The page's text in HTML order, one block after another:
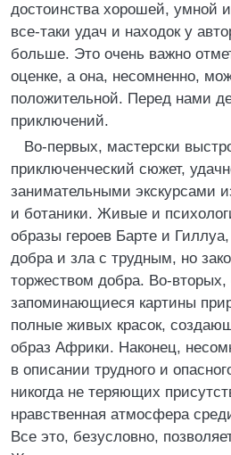
достоинства хорошей, умной
все-таки удач и находок у
больше. Это очень важно
оценке, а она, несомненно,
положительной. Перед нами
приключений.
Во-первых, мастерски
приключенческий сюжет,
занимательными экскурсами
и ботаники. Живые и
образы героев Барте и
добра и зла с трудным, но
торжеством добра. Во-
запоминающиеся картины
полные живых красок,
образ Африки. Наконец,
в описании трудного и
никогда не теряющих
нравственная атмосфера
Все это, безусловно,